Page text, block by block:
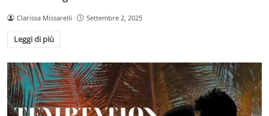
Clarissa Missarelli Settembre 2, 2025
Leggi di più